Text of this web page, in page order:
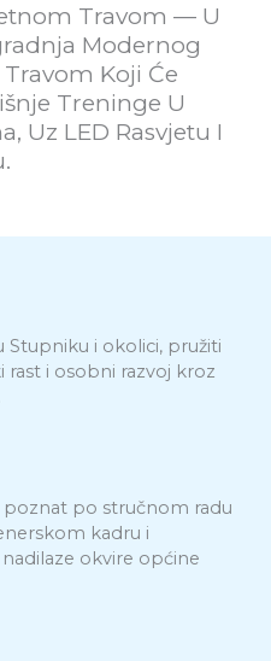
Travom — U
Modernog
Koji Će
Treninge U
Uz LED Rasvjetu I
Stupniku i okolici, pružiti
i osobni razvoj kroz
po stručnom radu
kadru i
okvire općine